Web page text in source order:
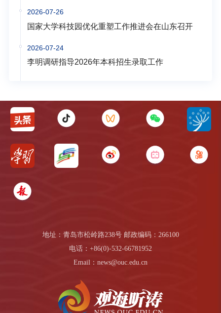
2026-07-26
国家大学科技园优化重塑工作推进会在山东召开
2026-07-24
李明调研指导2026年本科招生录取工作
地址：青岛市松岭路238号 邮政编码：266100
电话：+86(0)-532-66781952
Email：news@ouc.edu.cn